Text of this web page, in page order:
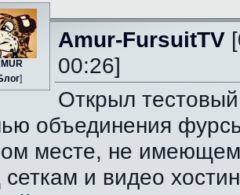
]
Amur-FursuitTV
00:26]
Открыл
объединения
месте, не
сеткам и видео